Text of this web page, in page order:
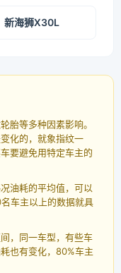
新海狮X30L
胎等多种因素影响。
化的，就象指纹一
要避免用特定车主的
油耗的平均值，可以
车主以上的数据就具
，同一车型，有些车
也有变化，80%车主